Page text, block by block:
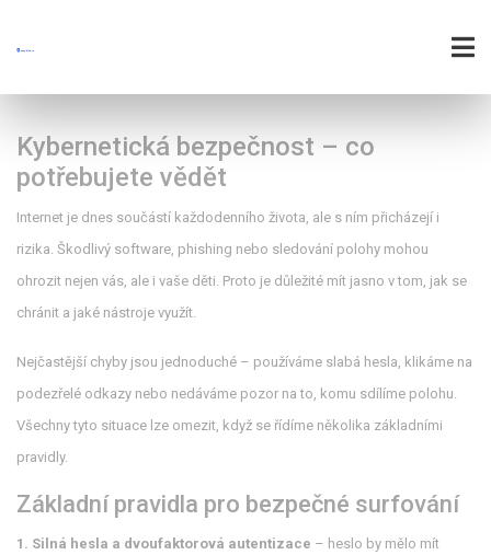
Kybernetická bezpečnost – co
potřebujete vědět
Internet je dnes součástí každodenního života, ale s ním přicházejí i
rizika. Škodlivý software, phishing nebo sledování polohy mohou
ohrozit nejen vás, ale i vaše děti. Proto je důležité mít jasno v tom, jak se
chránit a jaké nástroje využít.
Nejčastější chyby jsou jednoduché – používáme slabá hesla, klikáme na
podezřelé odkazy nebo nedáváme pozor na to, komu sdílíme polohu.
Všechny tyto situace lze omezit, když se řídíme několika základními
pravidly.
Základní pravidla pro bezpečné surfování
1. Silná hesla a dvoufaktorová autentizace – heslo by mělo mít